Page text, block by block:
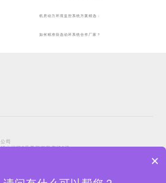
机房动力环境监控系统方案精选：
如何精准筛选动环系统合作厂家？
司
吉祥路6号美顺假日广场6楼
×